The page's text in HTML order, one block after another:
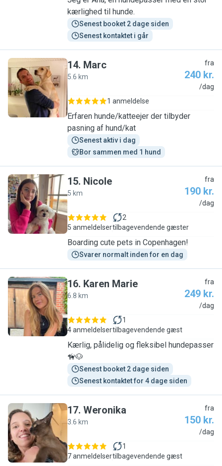
kærlighed til hunde.
Senest booket 2 dage siden
Senest kontaktet i går
M
14. Marc
5.6 km
fra
240 kr.
/dag
1 anmeldelse
Erfaren hunde/katteejer der tilbyder
pasning af hund/kat
Senest aktiv i dag
Bor sammen med 1 hund
N
15. Nicole
5 km
fra
190 kr.
/dag
5 anmeldelser
2
tilbagevendende gæster
Boarding cute pets in Copenhagen!
Svarer normalt inden for en dag
K
16. Karen Marie
6.8 km
fra
249 kr.
/dag
4 anmeldelser
1
tilbagevendende gæst
Kærlig, pålidelig og fleksibel hundepasser
🦮🐶
Senest booket 2 dage siden
Senest kontaktet for 4 dage siden
W
17. Weronika
3.6 km
fra
150 kr.
/dag
7 anmeldelser
1
tilbagevendende gæst